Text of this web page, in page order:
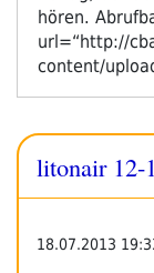
hören.
url=“http://
content/
litonair 12-
18.07.2013